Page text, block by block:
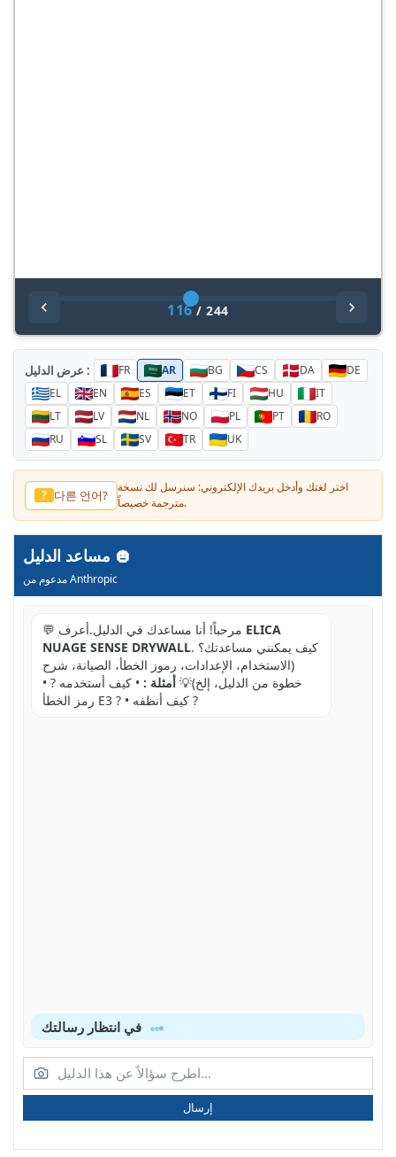
116/244
عرض الدليل : FR AR BG CS DA
DE
EL
EN ES ET FI HU
IT
LT
LV NL NO PL PT
RO
RU
SL SV TR UK
? 다른 언어?
اختر لغتك وأدخل بريدك الإلكتروني: سنرسل لك نسخة
مترجمة خصيصاً.
مدعوم من Anthropic
💬 مرحباً! أنا مساعدك في الدليل.أعرف ELICA
NUAGE SENSE DRYWALL. كيف يمكنني مساعدتك؟
(الاستخدام، الإعدادات، رموز الخطأ، الصيانة، شرح
خطوة من الدليل، إلخ)💡 أمثلة : • كيف أستخدمه ? •
رمز الخطأ E3 ? • كيف أنظفه ?
إرسال